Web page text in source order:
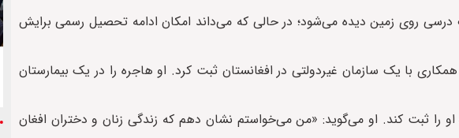
روی زمین دیده می‌شود؛ در حالی که می‌داند امکان ادامه تحصیل رسمی برایش
را به‌طور اتفاقی در سال ۲۰۲۴ و در جریان همکاری با یک سازمان غیردولتی در افغانستان ثبت کرد. او هاجره را در یک بیمارستان
را ثبت کند. او می‌گوید: «من می‌خواستم نشان دهم که زندگی زنان و دختران افغان